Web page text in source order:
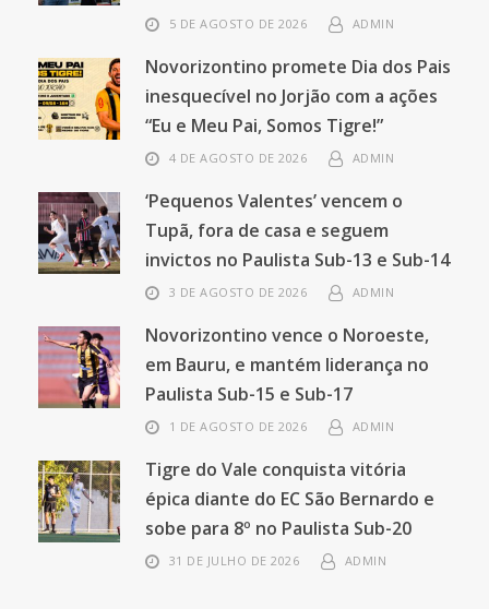
5 DE AGOSTO DE 2026 ADMIN
Novorizontino promete Dia dos Pais
inesquecível no Jorjão com a ações
“Eu e Meu Pai, Somos Tigre!”
4 DE AGOSTO DE 2026 ADMIN
‘Pequenos Valentes’ vencem o
Tupã, fora de casa e seguem
invictos no Paulista Sub-13 e Sub-14
3 DE AGOSTO DE 2026 ADMIN
Novorizontino vence o Noroeste,
em Bauru, e mantém liderança no
Paulista Sub-15 e Sub-17
1 DE AGOSTO DE 2026 ADMIN
Tigre do Vale conquista vitória
épica diante do EC São Bernardo e
sobe para 8º no Paulista Sub-20
31 DE JULHO DE 2026 ADMIN